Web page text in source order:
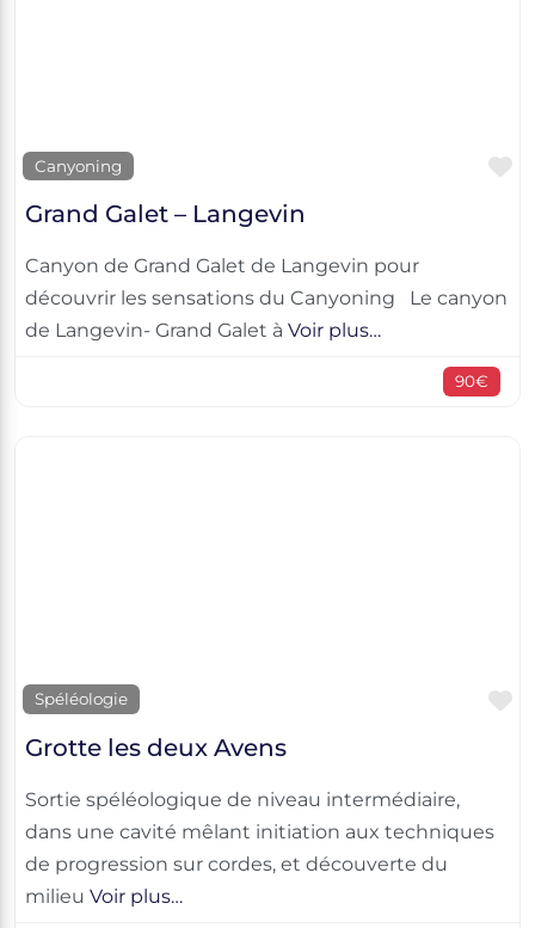
Canyoning
Grand Galet – Langevin
Canyon de Grand Galet de Langevin pour
découvrir les sensations du Canyoning Le canyon
de Langevin- Grand Galet à Voir plus…
90€
Spéléologie
Grotte les deux Avens
Sortie spéléologique de niveau intermédiaire,
dans une cavité mêlant initiation aux techniques
de progression sur cordes, et découverte du
milieu Voir plus…